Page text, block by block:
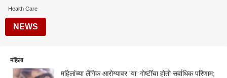
Health Care
NEWS
महिला
महिलांच्या लैंगिक आरोग्यावर 'या' गोष्टींचा होतो सर्वाधिक परिणाम;